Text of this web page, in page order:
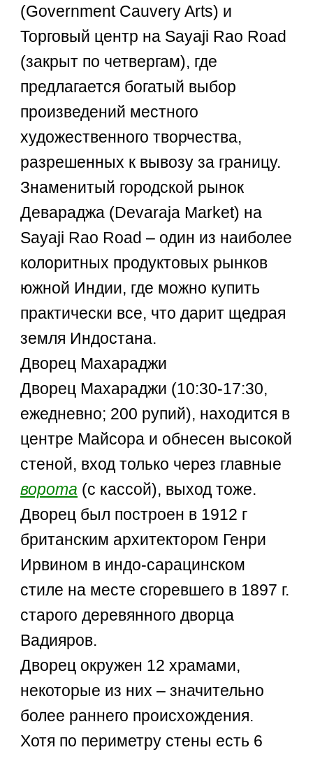
(Government Cauvery Arts) и
Торговый центр на Sayaji Rao Road
(закрыт по четвергам), где
предлагается богатый выбор
произведений местного
художественного творчества,
разрешенных к вывозу за границу.
Знаменитый городской рынок
Девараджа (Devaraja Market) на
Sayaji Rao Road – один из наиболее
колоритных продуктовых рынков
южной Индии, где можно купить
практически все, что дарит щедрая
земля Индостана.
Дворец Махараджи
Дворец Махараджи (10:30-17:30,
ежедневно; 200 рупий), находится в
центре Майсора и обнесен высокой
стеной, вход только через главные
ворота (с кассой), выход тоже.
Дворец был построен в 1912 г
британским архитектором Генри
Ирвином в индо-сарацинском
стиле на месте сгоревшего в 1897 г.
старого деревянного дворца
Вадияров.
Дворец окружен 12 храмами,
некоторые из них – значительно
более раннего происхождения.
Хотя по периметру стены есть 6